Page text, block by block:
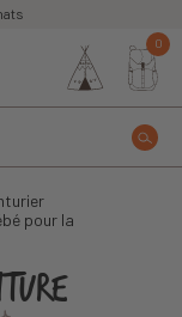
0
pour la